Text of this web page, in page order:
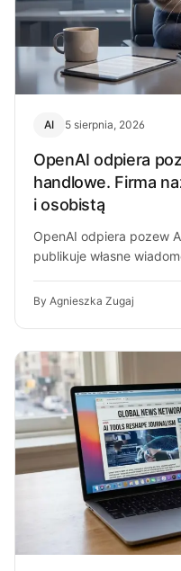
AI 5 sierpnia, 2026
OpenAI odpiera
handlowe. Firma
i osobistą
OpenAI odpiera pozew
publikuje własne
By Agnieszka Zugaj